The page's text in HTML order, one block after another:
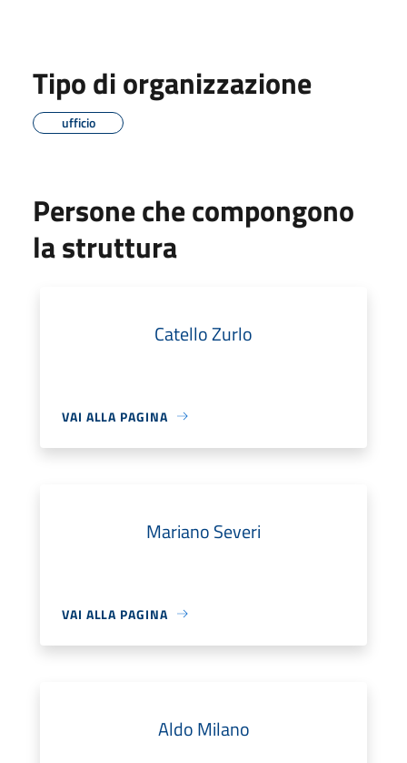
Tipo di organizzazione
ufficio
Persone che compongono
la struttura
Catello Zurlo
VAI ALLA PAGINA
Mariano Severi
VAI ALLA PAGINA
Aldo Milano